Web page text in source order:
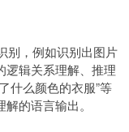
别，例如识别出图片
逻辑关系理解、推理
什么颜色的衣服”等
的语言输出。